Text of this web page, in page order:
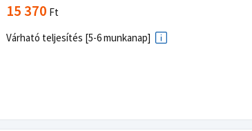
15 370 Ft
Várható teljesítés [5-6 munkanap]